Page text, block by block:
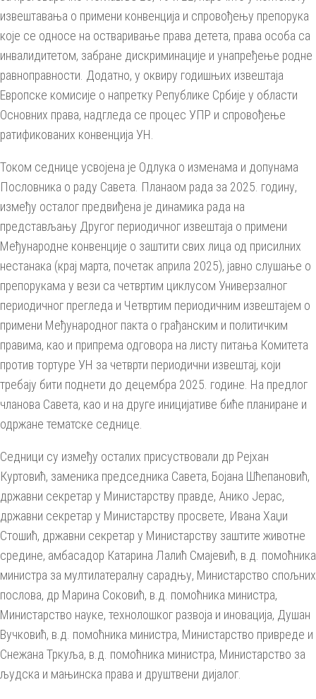
извештавања о примени конвенција и спровођењу препорука
које се односе на остваривање права детета, права особа са
инвалидитетом, забране дискриминације и унапређење родне
равноправности. Додатно, у оквиру годишњих извештаја
Европске комисије о напретку Републике Србије у области
Основних права, надгледа се процес УПР и спровођење
ратификованих конвенција УН.
Током седнице усвојена је Одлука о изменама и допунама
Пословника о раду Савета. Планаом рада за 2025. годину,
између осталог предвиђена је динамика рада на
представљању Другог периодичног извештаја о примени
Међународне конвенције о заштити свих лица од присилних
нестанака (крај марта, почетак априла 2025), јавно слушање о
препорукама у вези са четвртим циклусом Универзалног
периодичног прегледа и Четвртим периодичним извештајем о
примени Међународног пакта о грађанским и политичким
правима, као и припрема одговора на листу питања Комитета
против тортуре УН за четврти периодични извештај, који
требају бити поднети до децембра 2025. године. На предлог
чланова Савета, као и на друге иницијативе биће планиране и
одржане тематске седнице.
Седници су између осталих присуствовали др Рејхан
Куртовић, заменика председника Савета, Бојана Шћепановић,
државни секретар у Министарству правде, Анико Јерас,
државни секретар у Министарству просвете, Ивана Хаџи
Стошић, државни секретар у Министарству заштите животне
средине, амбасадор Катарина Лалић Смајевић, в.д. помоћника
министра за мултилатералну сарадњу, Министарство спољних
послова, др Марина Соковић, в.д. помоћника министра,
Министарство науке, технолошког развоја и иновација, Душан
Вучковић, в.д. помоћника министра, Министарство привреде и
Снежана Тркуља, в.д. помоћника министра, Министарство за
људска и мањинска права и друштвени дијалог.